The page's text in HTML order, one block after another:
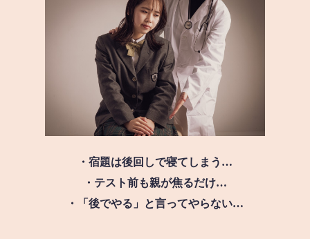
・宿題は後回しで寝てしまう…
・テスト前も親が焦るだけ…
・「後でやる」と言ってやらない…